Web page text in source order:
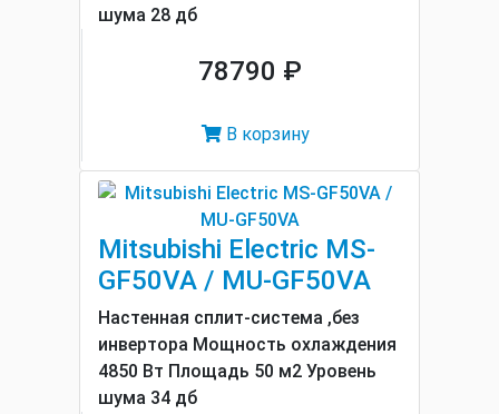
шума 28 дб
78790 ₽
В корзину
Mitsubishi Electric MS-
GF50VA / MU-GF50VA
Настенная сплит-система ,без
инвертора Мощность охлаждения
4850 Вт Площадь 50 м2 Уровень
шума 34 дб